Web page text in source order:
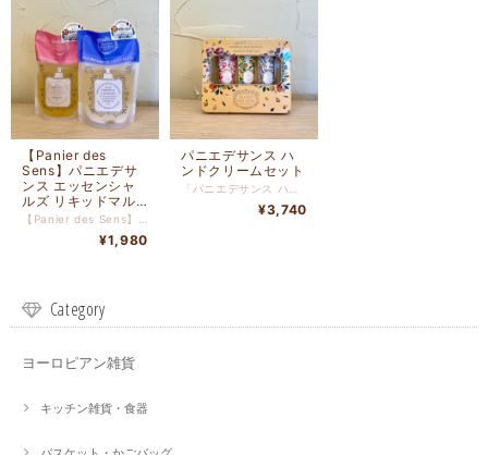
【Panier des
Sens】パニエデサ
ンス エッセンシャ
ルズ リキッドマル
セイユソープ リフ
¥1,980
パニエデサンス ハ
ンドクリームセット
¥3,740
Category
ヨーロピアン雑貨
キッチン雑貨・食器